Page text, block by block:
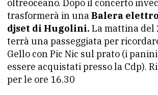
oltreoceano. Dopo il concerto
trasformerà in unaBalera
djset di Hugolini. La mattina del
terrà una passeggiata per
Gello con Pic Nic sul prato (i
essere acquistati presso la Cdp).
per le ore 16.30